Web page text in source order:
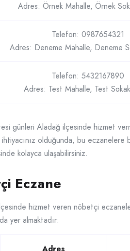
Adres: Örnek Mahalle, Örnek
Telefon: 0987654321
Adres: Deneme Mahalle, Deneme
Telefon: 5432167890
Adres: Test Mahalle, Test
günleri Aladağ ilçesinde hizmet
olduğunda, bu eczanelere
kolayca ulaşabilirsiniz.
Eczane
hizmet veren nöbetçi
yer almaktadır: